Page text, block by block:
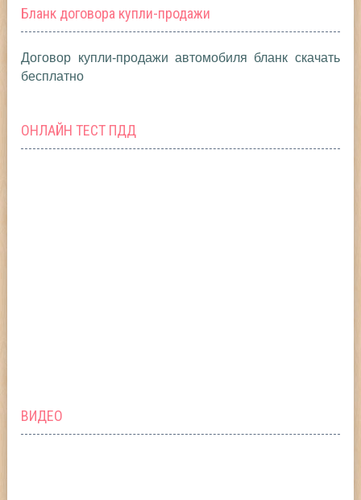
Бланк договора купли-продажи
Договор купли-продажи автомобиля бланк скачать
бесплатно
ОНЛАЙН ТЕСТ ПДД
ВИДЕО